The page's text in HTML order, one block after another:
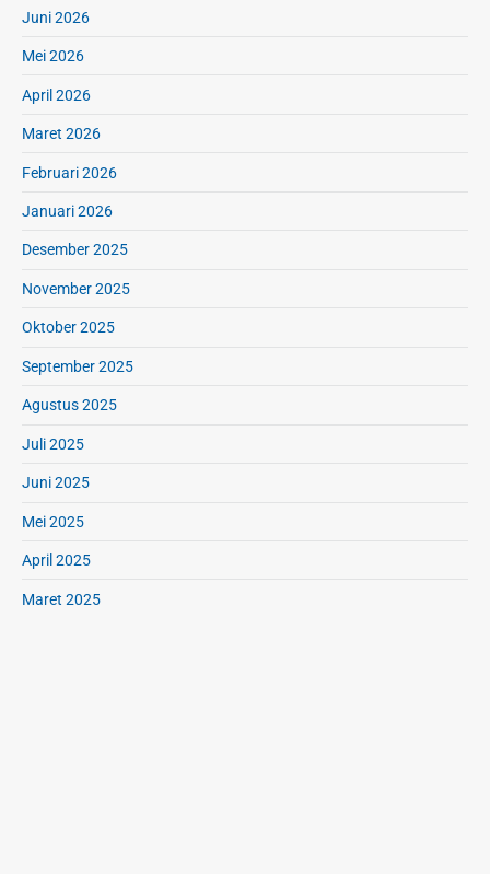
Juni 2026
Mei 2026
April 2026
Maret 2026
Februari 2026
Januari 2026
Desember 2025
November 2025
Oktober 2025
September 2025
Agustus 2025
Juli 2025
Juni 2025
Mei 2025
April 2025
Maret 2025